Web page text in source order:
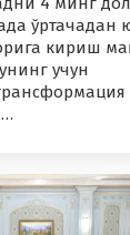
ўртачадан
кириш
учун